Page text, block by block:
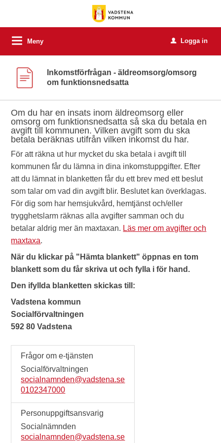
Meny u Logga in
Inkomstförfrågan - äldreomsorg/omsorg
om funktionsnedsatta
Om du har en insats inom äldreomsorg eller
omsorg om funktionsnedsatta så ska du betala en
avgift till kommunen. Vilken avgift som du ska
betala beräknas utifrån vilken inkomst du har.
För att räkna ut hur mycket du ska betala i avgift till
kommunen får du lämna in dina inkomstuppgifter. Efter
att du lämnat in blanketten får du ett brev med ett beslut
som talar om vad din avgift blir. Beslutet kan överklagas.
För dig som har hemsjukvård, hemtjänst och/eller
trygghetslarm räknas alla avgifter samman och du
betalar aldrig mer än maxtaxan. Läs mer om avgifter och
maxtaxa.
När du klickar på "Hämta blankett" öppnas en tom
blankett som du får skriva ut och fylla i för hand.
Den ifyllda blanketten skickas till:
Vadstena kommun
Socialförvaltningen
592 80 Vadstena
Frågor om e-tjänsten
Socialförvaltningen
socialnamnden@vadstena.se
0102347000
Personuppgiftsansvarig
Socialnämnden
socialnamnden@vadstena.se